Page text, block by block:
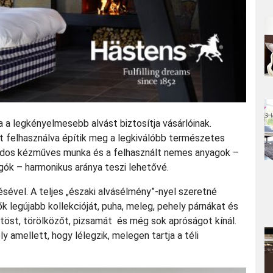
legkényelmesebb alvást biztosítja vásárlóinak.
építik meg a legkiválóbb természetes
kézműves munka és a felhasznált nemes anyagok –
– harmonikus aránya teszi lehetővé.
A teljes „északi alvásélmény”-nyel szeretné
kollekcióját, puha, meleg, pehely párnákat és
törölközőt, pizsamát és még sok apróságot kínál.
amellett, hogy lélegzik, melegen tartja a téli